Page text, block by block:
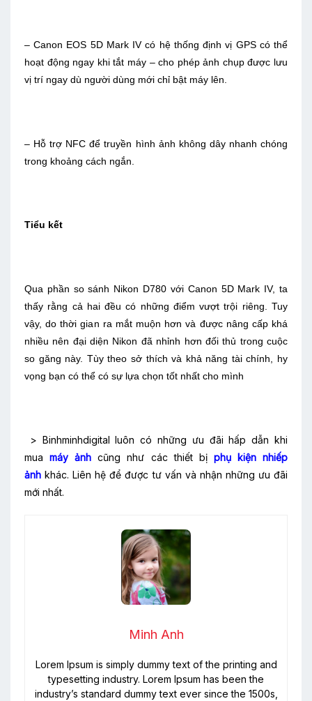
– Canon EOS 5D Mark IV có hệ thống định vị GPS có thể
hoạt động ngay khi tắt máy – cho phép ảnh chụp được lưu
vị trí ngay dù người dùng mới chỉ bật máy lên.
– Hỗ trợ NFC để truyền hình ảnh không dây nhanh chóng
trong khoảng cách ngắn.
Tiểu kết
Qua phần so sánh Nikon D780 với Canon 5D Mark IV, ta
thấy rằng cả hai đều có những điểm vượt trội riêng. Tuy
vậy, do thời gian ra mắt muộn hơn và được nâng cấp khá
nhiều nên đại diện Nikon đã nhỉnh hơn đối thủ trong cuộc
so găng này. Tùy theo sở thích và khả năng tài chính, hy
vọng bạn có thể có sự lựa chọn tốt nhất cho mình
> Binhminhdigital luôn có những ưu đãi hấp dẫn khi
mua máy ảnh cũng như các thiết bị phụ kiện nhiếp
ảnh khác. Liên hệ để được tư vấn và nhận những ưu đãi
mới nhất.
Minh Anh
Lorem Ipsum is simply dummy text of the printing and
typesetting industry. Lorem Ipsum has been the
industry’s standard dummy text ever since the 1500s,